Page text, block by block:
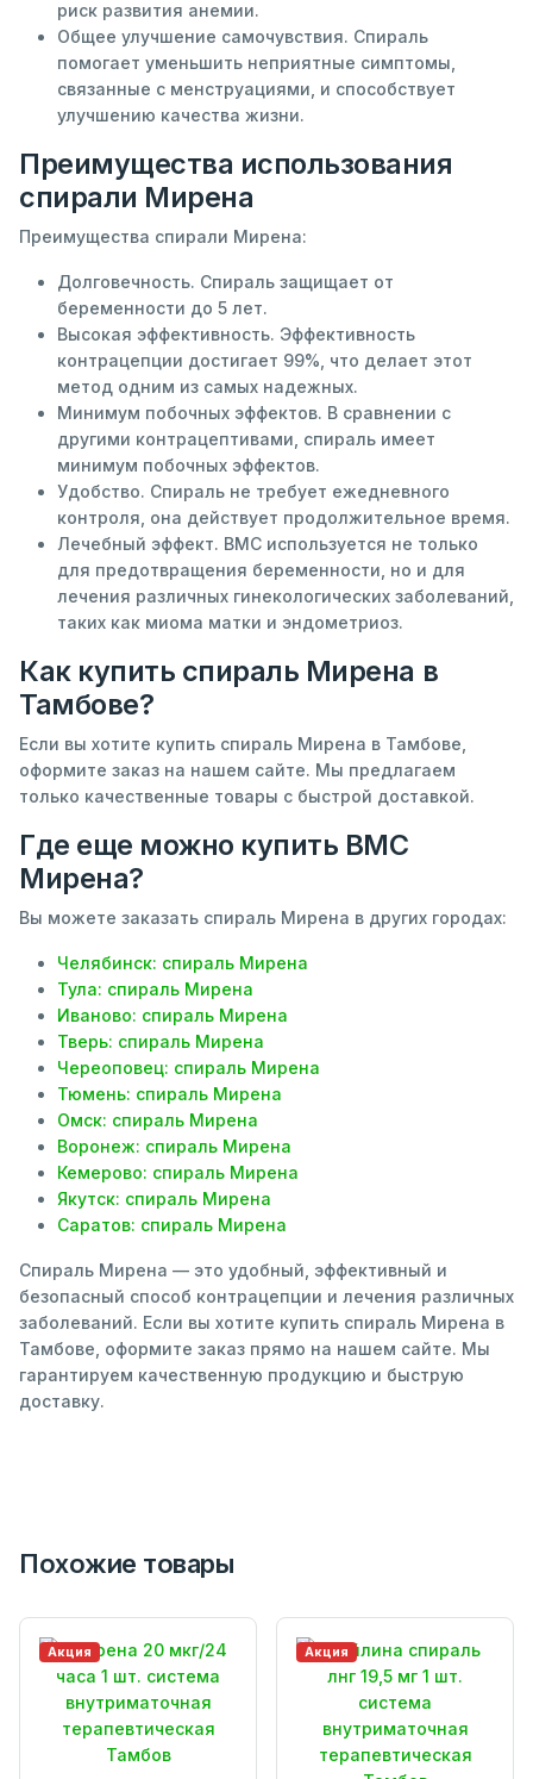
риск развития анемии.
Общее улучшение самочувствия. Спираль
помогает уменьшить неприятные симптомы,
связанные с менструациями, и способствует
улучшению качества жизни.
Преимущества использования
спирали Мирена
Преимущества спирали Мирена:
Долговечность. Спираль защищает от
беременности до 5 лет.
Высокая эффективность. Эффективность
контрацепции достигает 99%, что делает этот
метод одним из самых надежных.
Минимум побочных эффектов. В сравнении с
другими контрацептивами, спираль имеет
минимум побочных эффектов.
Удобство. Спираль не требует ежедневного
контроля, она действует продолжительное время.
Лечебный эффект. ВМС используется не только
для предотвращения беременности, но и для
лечения различных гинекологических заболеваний,
таких как миома матки и эндометриоз.
Как купить спираль Мирена в
Тамбове?
Если вы хотите купить спираль Мирена в Тамбове,
оформите заказ на нашем сайте. Мы предлагаем
только качественные товары с быстрой доставкой.
Где еще можно купить ВМС
Мирена?
Вы можете заказать спираль Мирена в других городах:
Челябинск: спираль Мирена
Тула: спираль Мирена
Иваново: спираль Мирена
Тверь: спираль Мирена
Череоповец: спираль Мирена
Тюмень: спираль Мирена
Омск: спираль Мирена
Воронеж: спираль Мирена
Кемерово: спираль Мирена
Якутск: спираль Мирена
Саратов: спираль Мирена
Спираль Мирена — это удобный, эффективный и
безопасный способ контрацепции и лечения различных
заболеваний. Если вы хотите купить спираль Мирена в
Тамбове, оформите заказ прямо на нашем сайте. Мы
гарантируем качественную продукцию и быструю
доставку.
Похожие товары
Акция Акция